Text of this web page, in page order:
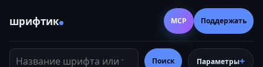
шрифтик
Название шрифта или тег
Поиск Параметры
MCP Поддержать